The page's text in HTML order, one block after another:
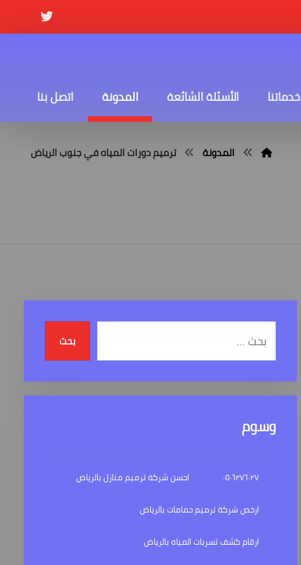
خدماتنا الأسئلة الشائعة المدونة اتصل بنا
المدونة ترميم دورات المياه في جنوب الرياض
بحث
وسوم
٠٥٠٦٢٧٦٠٢٧
احسن شركة ترميم منازل بالرياض
ارخص شركة ترميم حمامات بالرياض
ارقام كشف تسربات المياه بالرياض